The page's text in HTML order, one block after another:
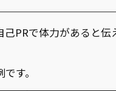
PRで体力があると伝
す。